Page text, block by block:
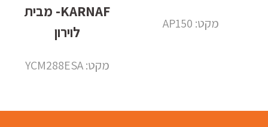
מקט: AP150
KARNAF- מבית
לוירון
מקט: YCM288ESA